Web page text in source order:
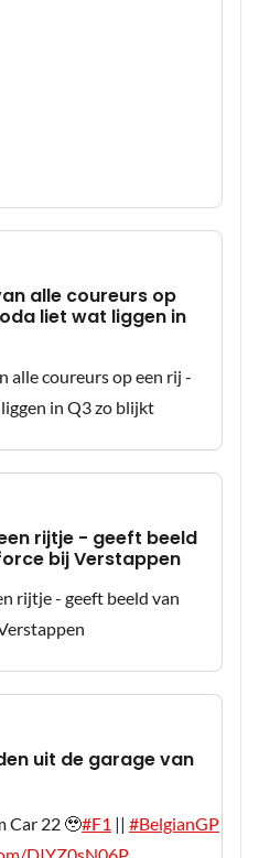
alle coureurs op
liet wat liggen in
rijtje - geeft beeld
bij Verstappen
uit de garage van
Car 22 🥹#F1 || #BelgianGP